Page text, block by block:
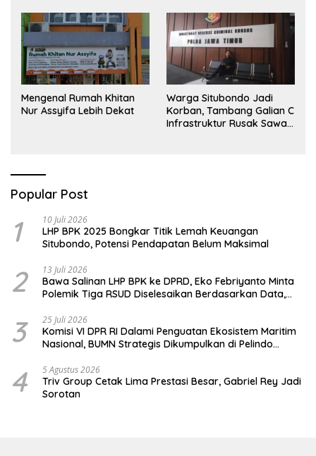
Mengenal Rumah Khitan
Nur Assyifa Lebih Dekat
Warga Situbondo Jadi
Korban, Tambang Galian C
Infrastruktur Rusak Sawah
Popular Post
1 10 Juli 2026
LHP BPK 2025 Bongkar Titik Lemah Keuangan
Situbondo, Potensi Pendapatan Belum Maksimal
2 13 Juli 2026
Bawa Salinan LHP BPK ke DPRD, Eko Febriyanto Minta
Polemik Tiga RSUD Diselesaikan Berdasarkan Data,
3 25 Juli 2026
Komisi VI DPR RI Dalami Penguatan Ekosistem Maritim
Nasional, BUMN Strategis Dikumpulkan di Pelindo
4 5 Agustus 2026
Triv Group Cetak Lima Prestasi Besar, Gabriel Rey Jadi
Sorotan